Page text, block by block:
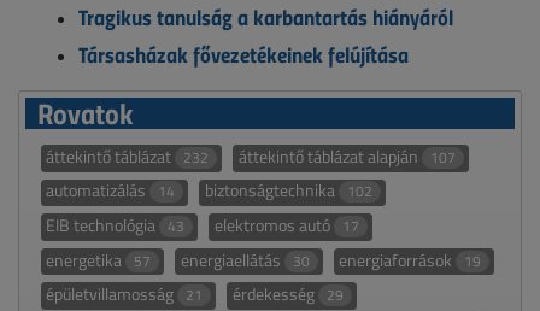
Tragikus tanulság a karbantartás hiányáról
Társasházak fővezetékeinek felújítása
Rovatok
áttekintő táblázat 232 áttekintő táblázat alapján 107
automatizálás 14 biztonságtechnika 102
EIB technológia 43 elektromos autó 17
energetika 57 energiaellátás 30 energiaforrások 19
épületvillamosság 21 érdekesség 29